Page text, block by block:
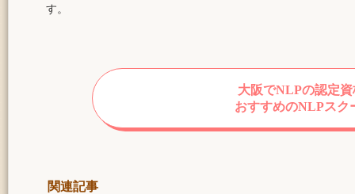
す。
大阪でNLPの認定
おすすめのNLPスク
関連記事